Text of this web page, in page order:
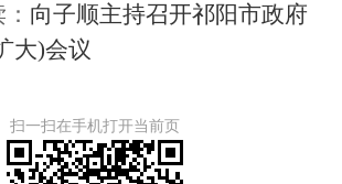
向子顺主持召开祁阳市政府
大)会议
扫一扫在手机打开当前页